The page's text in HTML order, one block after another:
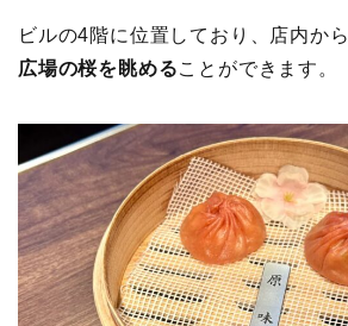
ビルの4階に位置しており、店内から
広場の桜を眺めることができます。